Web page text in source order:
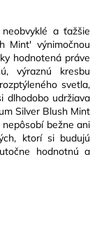
a ťažšie
Mint' výnimočnou
hodnotená práve
výraznú kresbu
svetla,
dlhodobo udržiava
Silver Blush Mint
bežne ani
ktorí si budujú
hodnotnú a